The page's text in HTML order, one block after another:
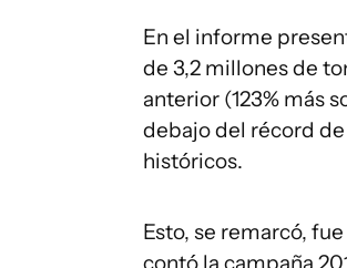
En el informe
de 3,2 millones de
anterior (123% más
debajo del récord
históricos.
Esto, se remarcó,